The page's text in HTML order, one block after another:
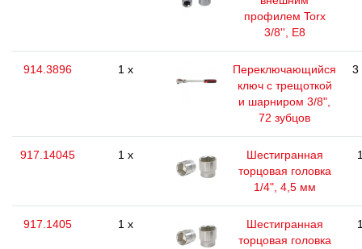
профилем Torx
3/8'', E8
914.3896 1 x
Переключающийся
ключ с трещоткой
и шарниром 3/8",
72 зубцов
3
917.14045 1 x
Шестигранная
торцовая головка
1/4", 4,5 мм
917.1405 1 x
Шестигранная
торцовая головка